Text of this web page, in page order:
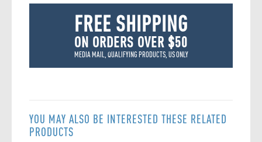
FREE SHIPPING
ON ORDERS OVER $50
MEDIA MAIL, QUALIFYING PRODUCTS, US ONLY
YOU MAY ALSO BE INTERESTED THESE RELATED
PRODUCTS